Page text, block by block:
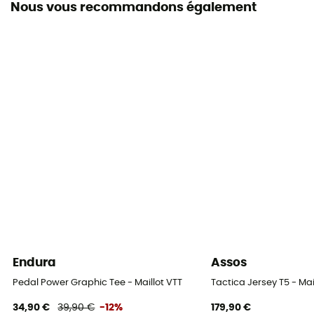
Manches
Nous vous recommandons également
Endura
Pedal Power Graphic Tee - Maillot VTT
34,90 € 39,90 € -12%
Assos
Tactica Jersey T5 -
179,90 €